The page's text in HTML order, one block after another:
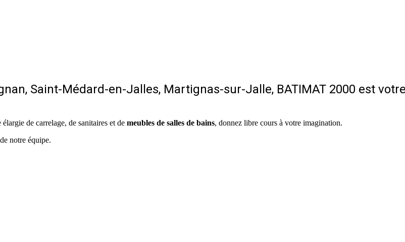
Saint-Médard-en-Jalles, Martignas-sur-Jalle, BATIMAT 2000 est
de carrelage, de sanitaires et de meubles de salles de bains, donnez libre cours à votre imagination.
notre équipe.